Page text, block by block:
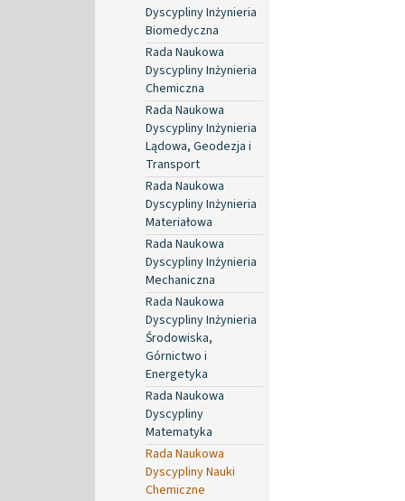
Dyscypliny Inżynieria
Biomedyczna
Rada Naukowa
Dyscypliny Inżynieria
Chemiczna
Rada Naukowa
Dyscypliny Inżynieria
Lądowa, Geodezja i
Transport
Rada Naukowa
Dyscypliny Inżynieria
Materiałowa
Rada Naukowa
Dyscypliny Inżynieria
Mechaniczna
Rada Naukowa
Dyscypliny Inżynieria
Środowiska,
Górnictwo i
Energetyka
Rada Naukowa
Dyscypliny
Matematyka
Rada Naukowa
Dyscypliny Nauki
Chemiczne